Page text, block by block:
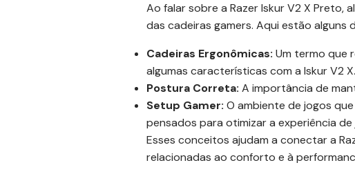
Ao falar sobre a Razer Iskur V2 X
das cadeiras gamers. Aqui estão alguns
Cadeiras Ergonômicas: Um termo que
algumas características com a Iskur V2 X.
Postura Correta: A importância de
Setup Gamer: O ambiente de jogos
pensados para otimizar a experiência de
Esses conceitos ajudam a conectar a
relacionadas ao conforto e à